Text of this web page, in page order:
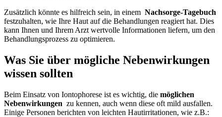
Zusätzlich könnte es​ hilfreich sein, in⁤ einem ‍ Nachsorge-Tagebuch
‍festzuhalten, wie​ Ihre⁣ Haut‌ auf​ die Behandlungen reagiert ‍hat.‍ Dies
kann ⁢Ihnen und ⁢Ihrem⁤ Arzt wertvolle ⁣Informationen liefern, um den
Behandlungsprozess zu optimieren.
Was ​Sie über‍ mögliche Nebenwirkungen
wissen sollten
Beim Einsatz von Iontophorese ist es‍ wichtig,⁤ die möglichen
‌Nebenwirkungen ⁢ zu kennen, ‌auch wenn diese oft​ mild ⁣ausfallen.
Einige Personen‌ berichten von leichten Hautirritationen, wie⁤ z.B.: